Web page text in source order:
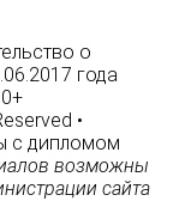
о
года
•
с дипломом
возможны
сайта